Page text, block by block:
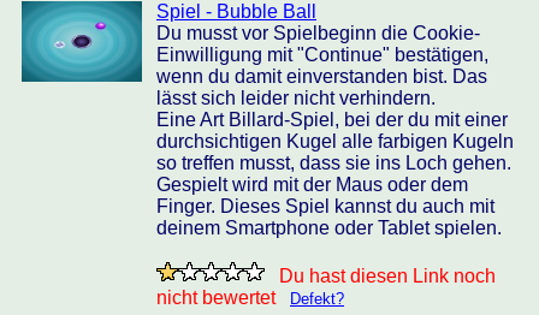
Spiel - Bubble Ball
Du musst vor Spielbeginn die Cookie-
Einwilligung mit "Continue" bestätigen,
wenn du damit einverstanden bist. Das
lässt sich leider nicht verhindern.
Eine Art Billard-Spiel, bei der du mit einer
durchsichtigen Kugel alle farbigen Kugeln
so treffen musst, dass sie ins Loch gehen.
Gespielt wird mit der Maus oder dem
Finger. Dieses Spiel kannst du auch mit
deinem Smartphone oder Tablet spielen.
Du hast diesen Link noch
nicht bewertet
Defekt?